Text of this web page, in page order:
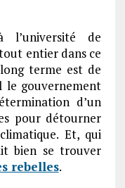
l’université de
entier dans ce
terme est de
le gouvernement
d’un
pour détourner
Et, qui
bien se trouver
rebelles.